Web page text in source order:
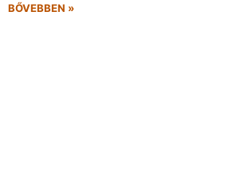
BŐVEBBEN »